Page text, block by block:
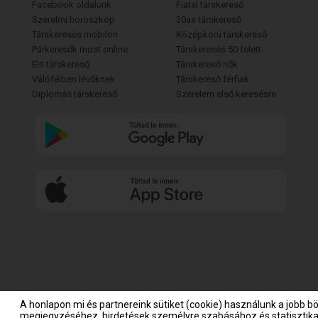
Facebook oldalunk
Szerelmi horoszkóp
Társkeresés mobilon
Párkeresők most online
Elit társkereső
Válófélben lévőknek
Diplomás társkereső
Fiatal társkereső
30as társkereső
Középkorú társkereső
Társkeresés 50 felett
Társkereső nők
Társkereső férfiak
Szerelem első keresésre
A honlapon mi és partnereink sütiket (cookie) használunk a jobb
megjegyzéséhez, hirdetések személyre szabásához és